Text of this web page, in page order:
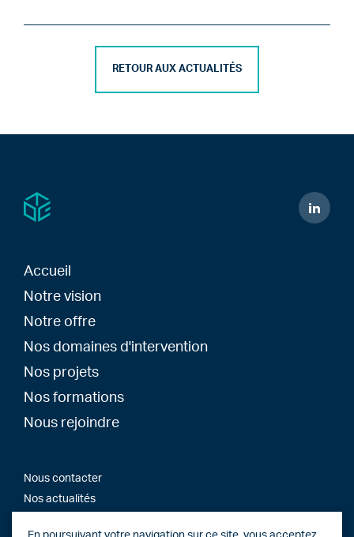
RETOUR AUX ACTUALITÉS
Accueil
Notre vision
Notre offre
Nos domaines d'intervention
Nos projets
Nos formations
Nous rejoindre
Nous contacter
Nos actualités